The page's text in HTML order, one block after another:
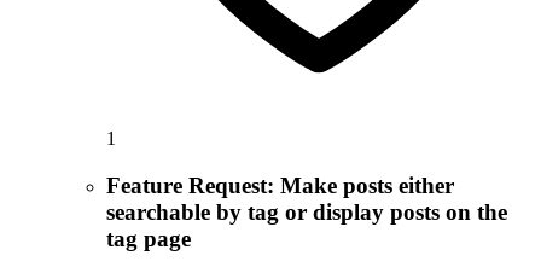
1
Feature Request: Make posts either
searchable by tag or display posts on the
tag page